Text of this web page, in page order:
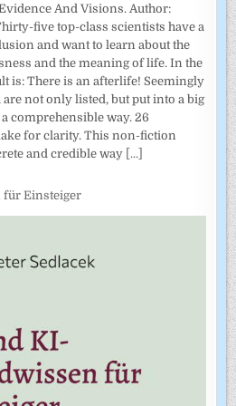
And Visions. Author:
five top-class scientists have a
and want to learn about the
and the meaning of life. In the
is: There is an afterlife! Seemingly
not only listed, but put into a big
comprehensible way. 26
for clarity. This non-fiction
and credible way [...]
Einsteiger